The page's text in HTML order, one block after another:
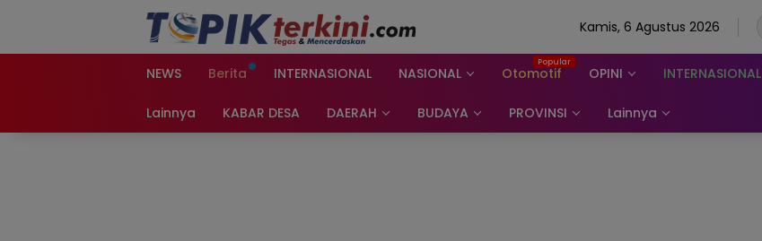
Kamis, 6 Agustus 2026
NEWS Berita INTERNASIONAL NASIONAL Otomotif OPINI INTERNASIONAL
Lainnya KABAR DESA DAERAH BUDAYA PROVINSI Lainnya